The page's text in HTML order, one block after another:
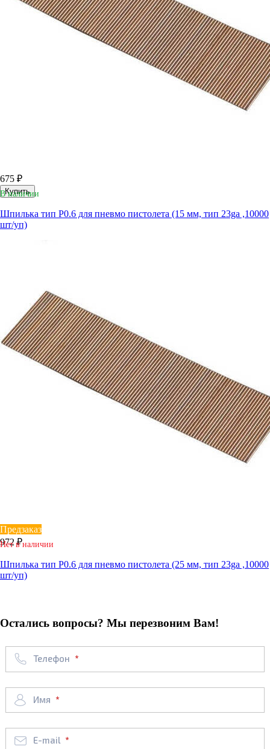
675 ₽
Купить
В наличии
Шпилька тип P0.6 для пневмо пистолета (15 мм, тип 23ga ,10000
шт/уп)
Предзаказ
972 ₽
Нет в наличии
Шпилька тип P0.6 для пневмо пистолета (25 мм, тип 23ga ,10000
шт/уп)
Остались вопросы? Мы перезвоним Вам!
Телефон
Имя
E-mail